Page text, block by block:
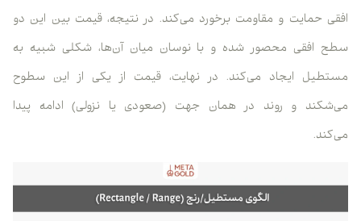
افقی حمایت و مقاومت برخورد می‌کند. در نتیجه، قیمت بین این دو
سطح افقی محصور شده و با نوسان میان آن‌ها، شکلی شبیه به
مستطیل ایجاد می‌کند. در نهایت، قیمت از یکی از این سطوح
می‌شکند و روند در همان جهت (صعودی یا نزولی) ادامه پیدا
می‌کند.